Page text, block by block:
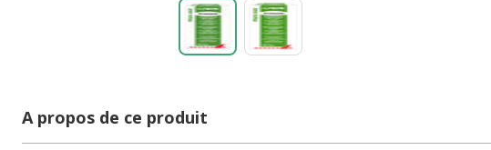
A propos de ce produit